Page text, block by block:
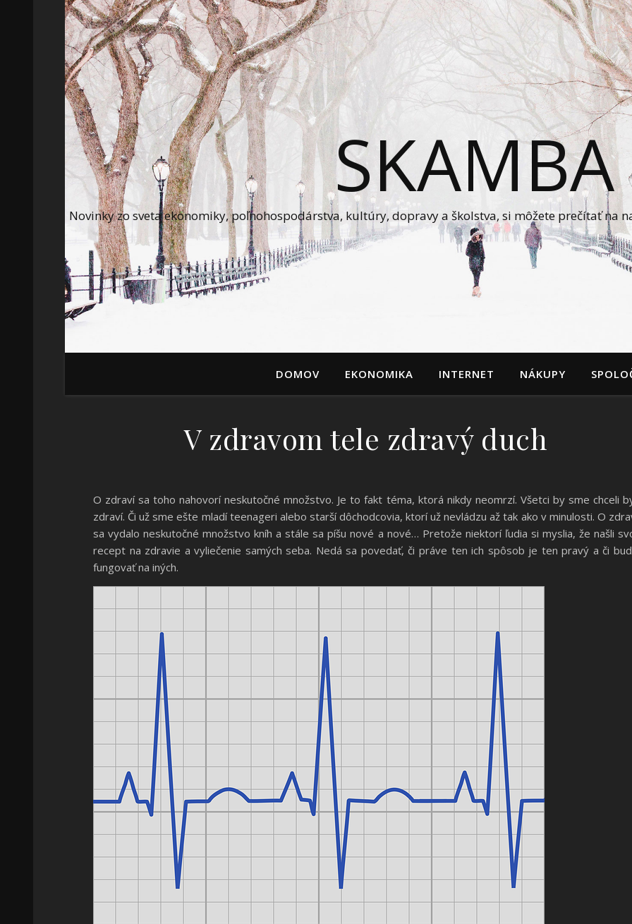
SKAMBA
Novinky zo sveta ekonomiky, poľnohospodárstva, kultúry, dopravy a školstva, si môžete prečítať na
DOMOV EKONOMIKA INTERNET NÁKUPY
V zdravom tele zdravý duch
O zdraví sa toho nahovorí neskutočné množstvo. Je to fakt téma, ktorá nikdy neomrzí. Všetci by sme chceli
zdraví. Či už sme ešte mladí teenageri alebo starší dôchodcovia, ktorí už nevládzu až tak ako v minulosti. O
sa vydalo neskutočné množstvo kníh a stále sa píšu nové a nové… Pretože niektorí ľudia si myslia, že našli
recept na zdravie a vyliečenie samých seba. Nedá sa povedať, či práve ten ich spôsob je ten pravý a či
fungovať na iných.